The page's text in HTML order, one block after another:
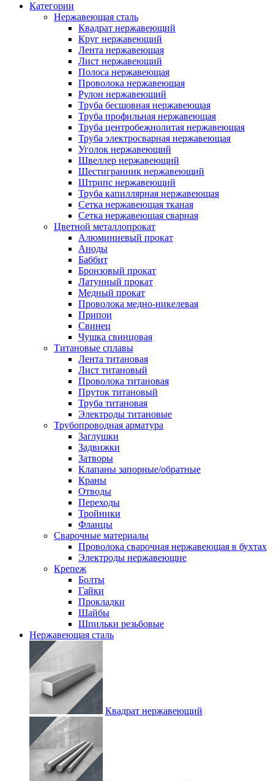
Категории
Нержавеющая сталь
Квадрат нержавеющий
Круг нержавеющий
Лента нержавеющая
Лист нержавеющий
Полоса нержавеющая
Проволока нержавеющая
Рулон нержавеющий
Труба бесшовная нержавеющая
Труба профильная нержавеющая
Труба центробежнолитая нержавеющая
Труба электросварная нержавеющая
Уголок нержавеющий
Швеллер нержавеющий
Шестигранник нержавеющий
Штрипс нержавеющий
Труба капиллярная нержавеющая
Сетка нержавеющая тканая
Сетка нержавеющая сварная
Цветной металлопрокат
Алюминиевый прокат
Аноды
Баббит
Бронзовый прокат
Латунный прокат
Медный прокат
Проволока медно-никелевая
Припои
Свинец
Чушка свинцовая
Титановые сплавы
Лента титановая
Лист титановый
Проволока титановая
Пруток титановый
Труба титановая
Электроды титановые
Трубопроводная арматура
Заглушки
Задвижки
Затворы
Клапаны запорные/обратные
Краны
Отводы
Переходы
Тройники
Фланцы
Сварочные материалы
Проволока сварочная нержавеющая в бухтах
Электроды нержавеющие
Крепеж
Болты
Гайки
Прокладки
Шайбы
Шпильки резьбовые
Нержавеющая сталь
Квадрат нержавеющий